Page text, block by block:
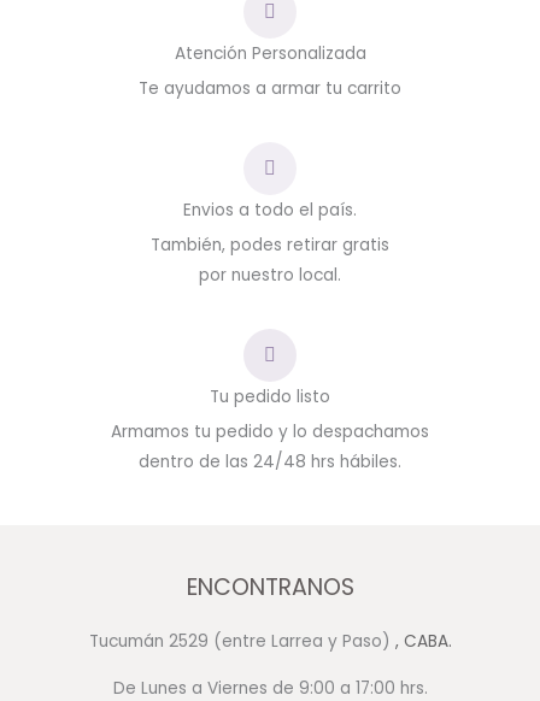
Atención Personalizada
Te ayudamos a armar tu carrito
Envios a todo el país.
También, podes retirar gratis
por nuestro local.
Tu pedido listo
Armamos tu pedido y lo despachamos
dentro de las 24/48 hrs hábiles.
ENCONTRANOS
Tucumán 2529 (entre Larrea y Paso) , CABA.
De Lunes a Viernes de 9:00 a 17:00 hrs.